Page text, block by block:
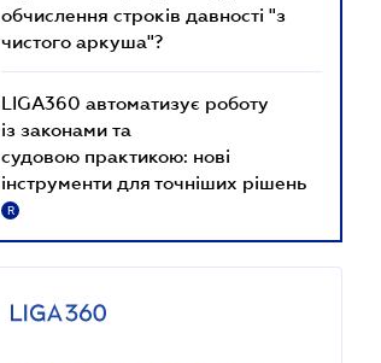
обчислення строків давності "з
чистого аркуша"?
LIGA360 автоматизує роботу
із законами та
судовою практикою: нові
інструменти для точніших рішень
R